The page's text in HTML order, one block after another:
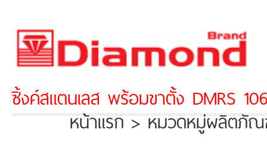
ซิ้งค์สแตนเลส พร้อมขาตั้ง DMRS
หน้าแรก > หมวดหมู่ผลิตภัณ